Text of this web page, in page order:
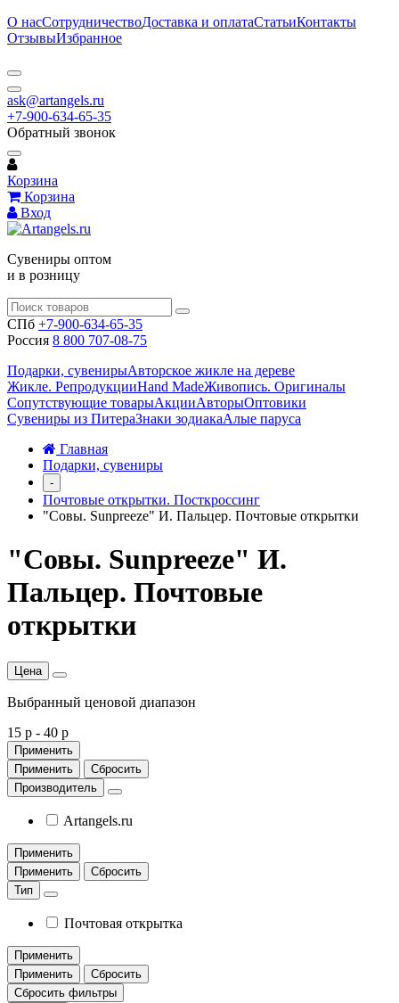
О насСотрудничествоДоставка и оплатаСтатьиКонтакты
ОтзывыИзбранное
ask@artangels.ru
+7-900-634-65-35
Обратный звонок
Корзина
Корзина
Вход
Сувениры оптом
и в розницу
СПб +7-900-634-65-35
Россия 8 800 707-08-75
Подарки, сувенирыАвторское жикле на дереве
Жикле. РепродукцииHand MadeЖивопись. Оригиналы
Сопутствующие товарыАкцииАвторыОптовики
Сувениры из ПитераЗнаки зодиакаАлые паруса
Главная
Подарки, сувениры
-
Почтовые открытки. Посткроссинг
"Совы. Sunpreeze" И. Пальцер. Почтовые открытки
"Совы. Sunpreeze" И.
Пальцер. Почтовые
открытки
Цена
Выбранный ценовой диапазон
15 р - 40 р
Применить
Применить
Сбросить
Производитель
Artangels.ru
Применить
Применить
Сбросить
Тип
Почтовая открытка
Применить
Применить
Сбросить
Сбросить фильтры